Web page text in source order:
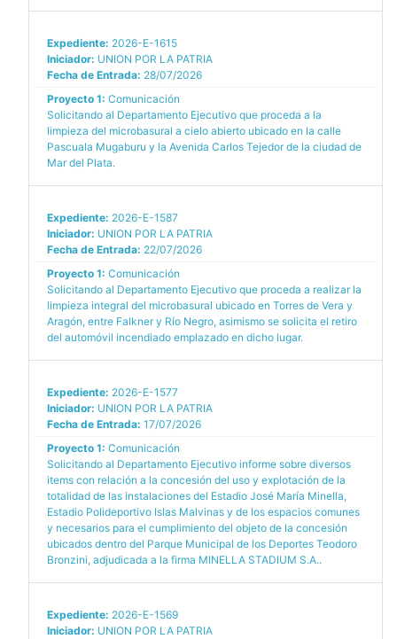
Expediente: 2026-E-1615
Iniciador: UNION POR LA PATRIA
Fecha de Entrada: 28/07/2026
Proyecto 1: Comunicación
Solicitando al Departamento Ejecutivo que proceda a la
limpieza del microbasural a cielo abierto ubicado en la calle
Pascuala Mugaburu y la Avenida Carlos Tejedor de la ciudad de
Mar del Plata.
Expediente: 2026-E-1587
Iniciador: UNION POR LA PATRIA
Fecha de Entrada: 22/07/2026
Proyecto 1: Comunicación
Solicitando al Departamento Ejecutivo que proceda a realizar la
limpieza integral del microbasural ubicado en Torres de Vera y
Aragón, entre Falkner y Río Negro, asimismo se solicita el retiro
del automóvil incendiado emplazado en dicho lugar.
Expediente: 2026-E-1577
Iniciador: UNION POR LA PATRIA
Fecha de Entrada: 17/07/2026
Proyecto 1: Comunicación
Solicitando al Departamento Ejecutivo informe sobre diversos
items con relación a la concesión del uso y explotación de la
totalidad de las instalaciones del Estadio José María Minella,
Estadio Polideportivo Islas Malvinas y de los espacios comunes
y necesarios para el cumplimiento del objeto de la concesión
ubicados dentro del Parque Municipal de los Deportes Teodoro
Bronzini, adjudicada a la firma MINELLA STADIUM S.A..
Expediente: 2026-E-1569
Iniciador: UNION POR LA PATRIA